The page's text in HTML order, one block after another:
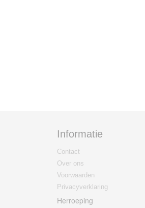
Informatie
Contact
Over ons
Voorwaarden
Privacyverklaring
Herroeping